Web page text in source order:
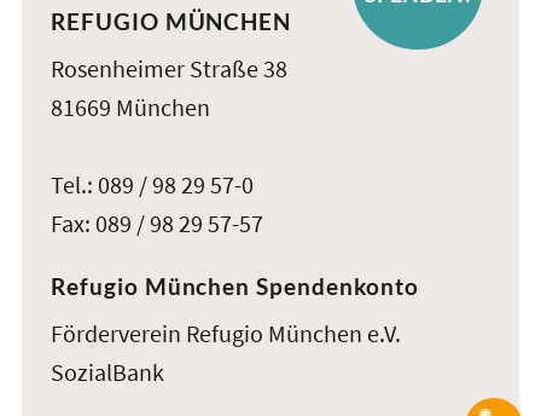
REFUGIO MÜNCHEN
Rosenheimer Straße 38
81669 München
Tel.: 089 / 98 29 57-0
Fax: 089 / 98 29 57-57
Refugio München Spendenkonto
Förderverein Refugio München e.V.
SozialBank